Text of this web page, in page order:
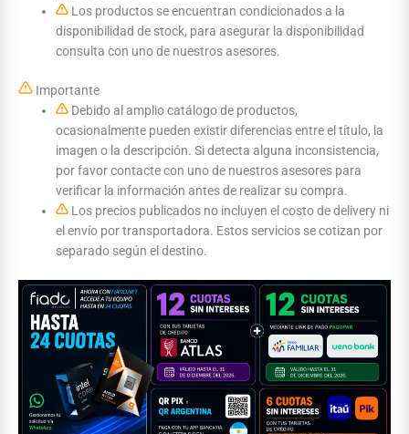
Los productos se encuentran condicionados a la
disponibilidad de stock, para asegurar la disponibilidad
consulta con uno de nuestros asesores.
Importante
Debido al amplio catálogo de productos,
ocasionalmente pueden existir diferencias entre el título, la
imagen o la descripción. Si detecta alguna inconsistencia,
por favor contacte con uno de nuestros asesores para
verificar la información antes de realizar su compra.
Los precios publicados no incluyen el costo de delivery ni
el envío por transportadora. Estos servicios se cotizan por
separado según el destino.